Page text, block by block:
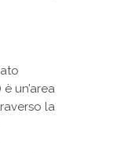
un’area
la